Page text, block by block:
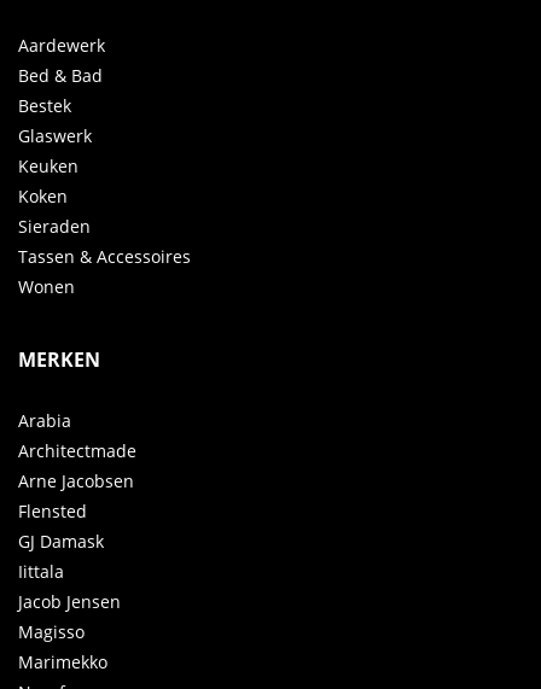
Aardewerk
Bed & Bad
Bestek
Glaswerk
Keuken
Koken
Sieraden
Tassen & Accessoires
Wonen
MERKEN
Arabia
Architectmade
Arne Jacobsen
Flensted
GJ Damask
Iittala
Jacob Jensen
Magisso
Marimekko